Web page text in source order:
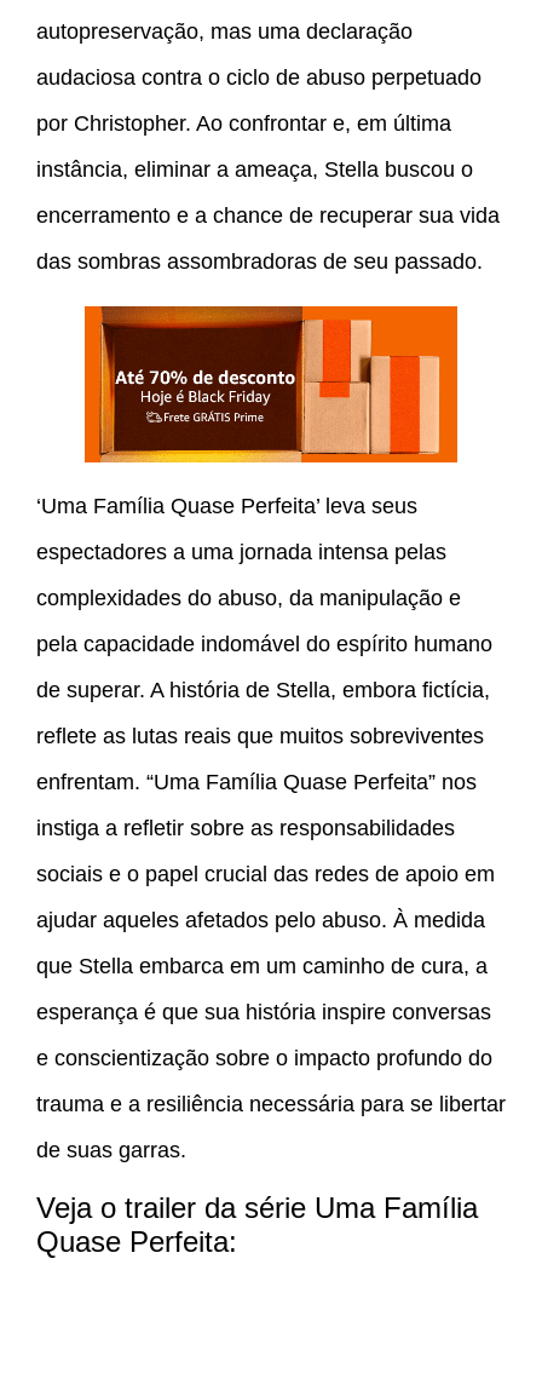
autopreservação, mas uma declaração
audaciosa contra o ciclo de abuso perpetuado
por Christopher. Ao confrontar e, em última
instância, eliminar a ameaça, Stella buscou o
encerramento e a chance de recuperar sua vida
das sombras assombradoras de seu passado.
‘Uma Família Quase Perfeita’ leva seus
espectadores a uma jornada intensa pelas
complexidades do abuso, da manipulação e
pela capacidade indomável do espírito humano
de superar. A história de Stella, embora fictícia,
reflete as lutas reais que muitos sobreviventes
enfrentam. “Uma Família Quase Perfeita” nos
instiga a refletir sobre as responsabilidades
sociais e o papel crucial das redes de apoio em
ajudar aqueles afetados pelo abuso. À medida
que Stella embarca em um caminho de cura, a
esperança é que sua história inspire conversas
e conscientização sobre o impacto profundo do
trauma e a resiliência necessária para se libertar
de suas garras.
Veja o trailer da série Uma Família
Quase Perfeita: